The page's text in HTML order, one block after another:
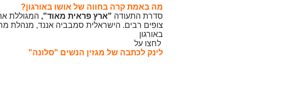
מה באמת קרה בחווה של אושו באורגון?
סדרת התעודה "ארץ פראית מאוד", המגוללת
צופים רבים. הישראלית סמבביה אננד, מנהלת
באורגון
לחצו על
לינק לכתבה של מגזין הנשים "סלונה"